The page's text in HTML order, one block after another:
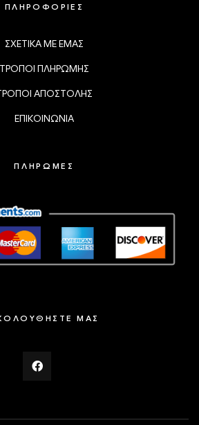
ΠΛΗΡΟΦΟΡΙΕΣ
ΣΧΕΤΙΚΑ ΜΕ ΕΜΑΣ
ΤΡΟΠΟΙ ΠΛΗΡΩΜΗΣ
ΑΠΟΣΤΟΛΗΣ
ΕΠΙΚΟΙΝΩΝΙΑ
ΠΛΗΡΩΜΕΣ
ΜΑΣ